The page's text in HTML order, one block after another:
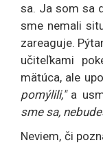
sa. Ja som sa
sme nemali
zareaguje.
učiteľkami
mätúca, ale
pomýlili,"a
sme sa,
Neviem, či